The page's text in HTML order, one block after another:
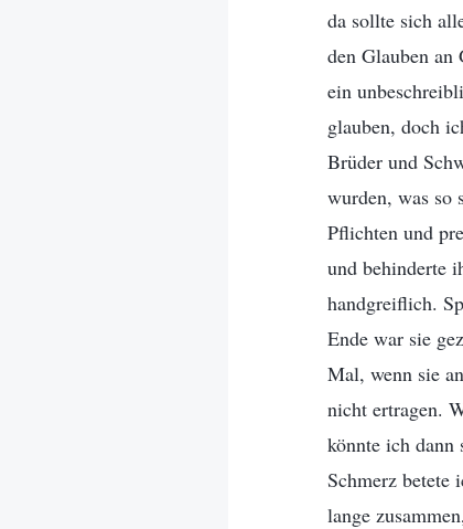
da sollte sich
den Glauben an
ein
glauben, doch
Brüder und
wurden, was so
Pflichten und
und behinderte
handgreiflich.
Ende war sie
Mal, wenn sie
nicht ertragen.
könnte ich
Schmerz betete
lange